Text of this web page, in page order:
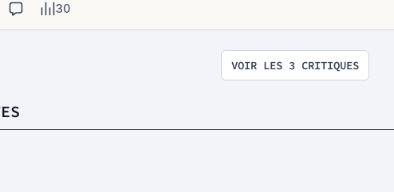
30
VOIR LES 3 CRITIQUES